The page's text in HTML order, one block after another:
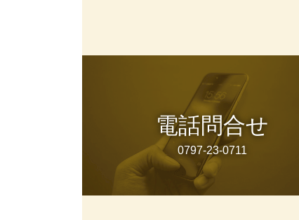
電話問合せ
0797-23-0711